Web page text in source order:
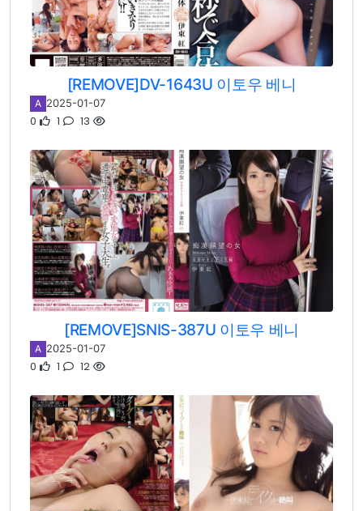
[REMOVE]DV-1643U 이토우 베니
A 2025-01-07
0 1 13
[REMOVE]SNIS-387U 이토우 베니
A 2025-01-07
0 1 12